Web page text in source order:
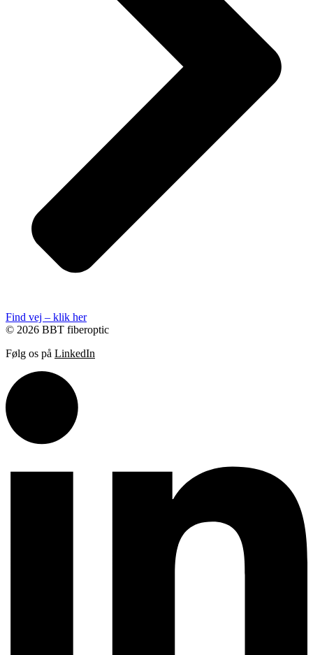
Find vej – klik her
© 2026 BBT fiberoptic
Følg os på LinkedIn